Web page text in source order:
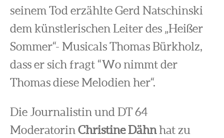
seinem Tod erzählte Gerd Natschinski
dem künstlerischen Leiter des „Heißer
Sommer“- Musicals Thomas Bürkholz,
dass er sich fragt “Wo nimmt der
Thomas diese Melodien her“.
Die Journalistin und DT 64
Moderatorin Christine Dähnhat zu